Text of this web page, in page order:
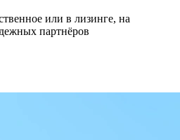
или в лизинге, на
партнёров